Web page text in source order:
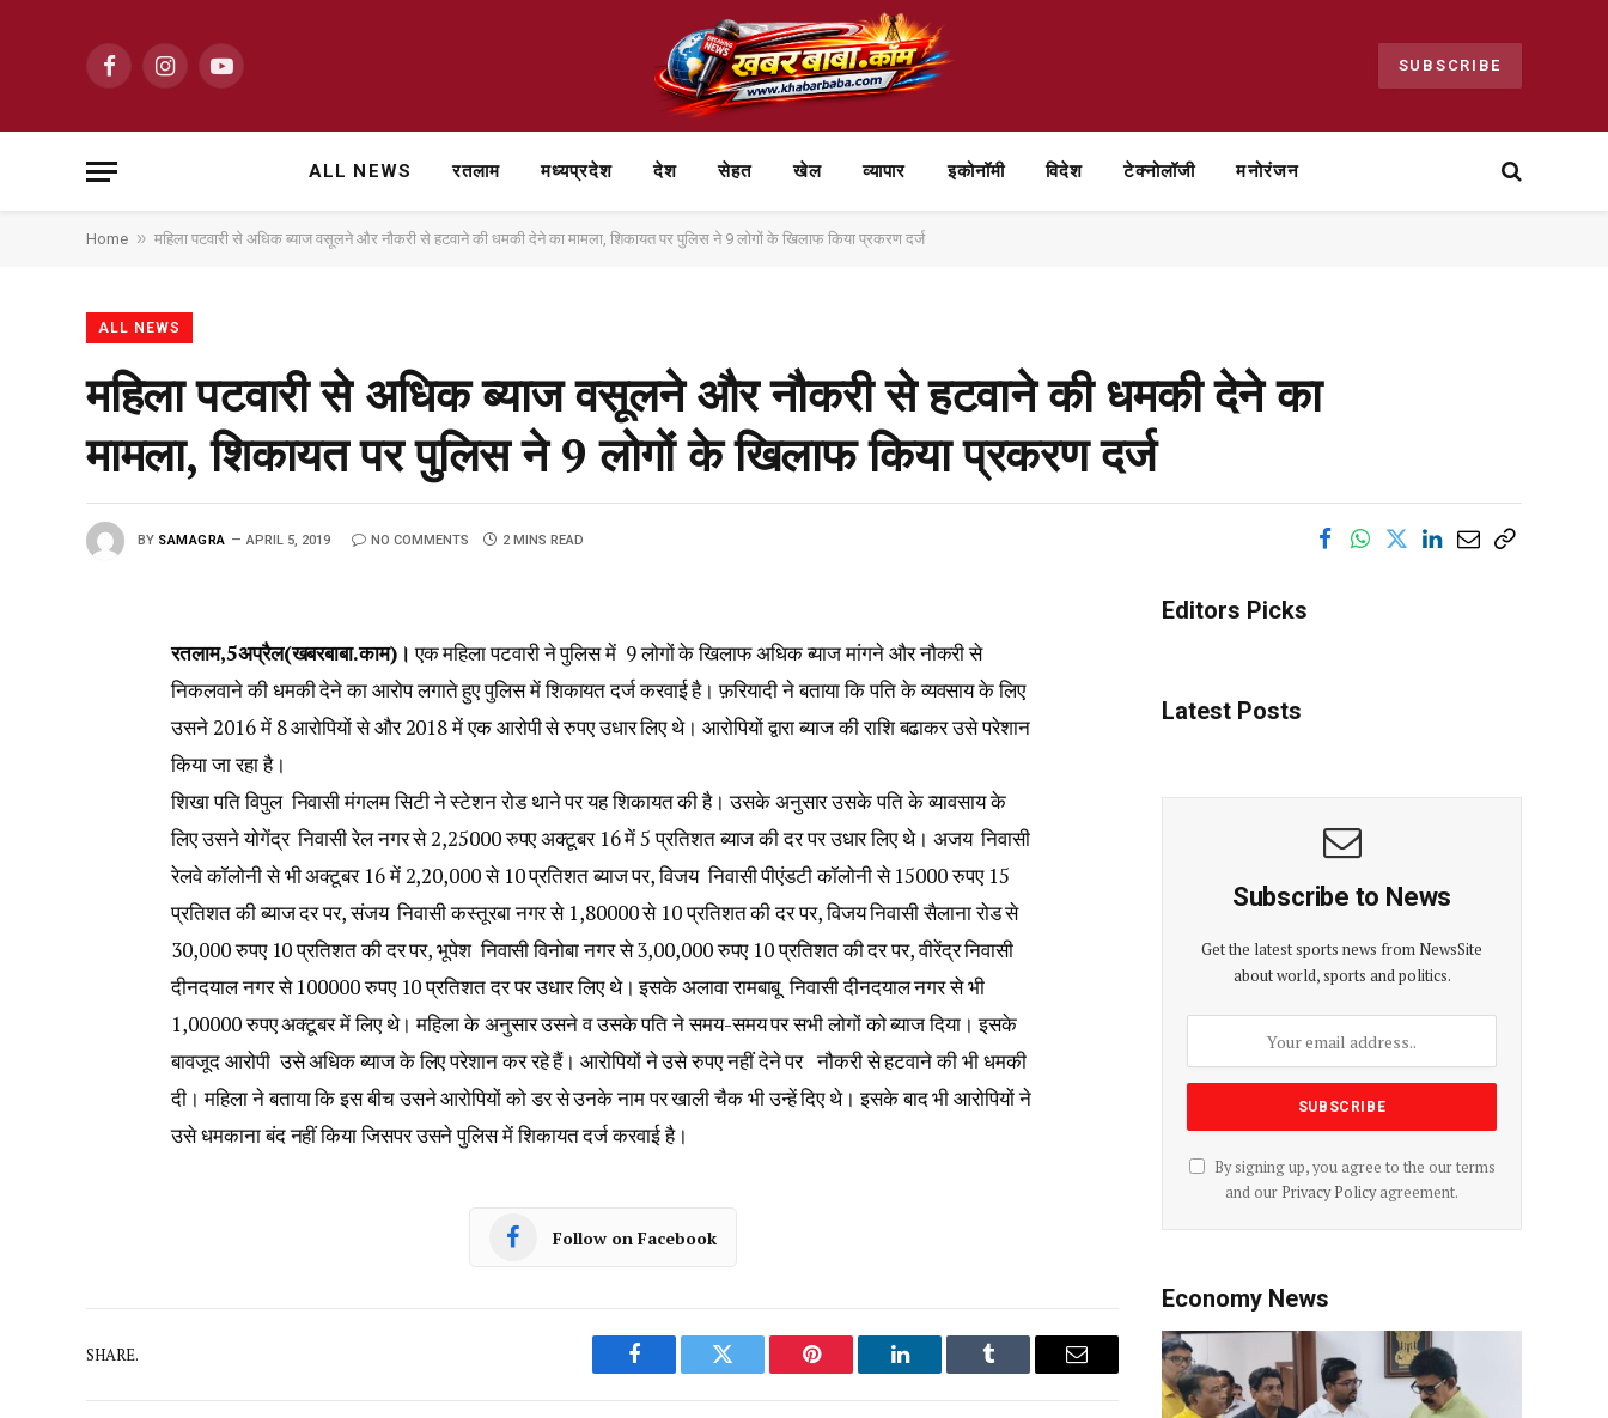
FacebookInstagramYouTube SUBSCRIBE
ALL NEWS रतलाम मध्यप्रदेश देश सेहत खेल व्यापार ⁠इकोनॉमी विदेश टेक्नोलॉजी मनोरंजन
Home » महिला पटवारी से अधिक ब्याज वसूलने और नौकरी से हटवाने की धमकी देने का मामला, शिकायत पर पुलिस ने 9 लोगों के खिलाफ किया प्रकरण दर्ज
ALL NEWS
महिला पटवारी से अधिक ब्याज वसूलने और नौकरी से हटवाने की धमकी देने का
मामला, शिकायत पर पुलिस ने 9 लोगों के खिलाफ किया प्रकरण दर्ज
BY SAMAGRA APRIL 5, 2019 NO COMMENTS 2 MINS READ
रतलाम,5अप्रैल(खबरबाबा.काम)। एक महिला पटवारी ने पुलिस में 9 लोगों के खिलाफ अधिक ब्याज मांगने और नौकरी से
निकलवाने की धमकी देने का आरोप लगाते हुए पुलिस में शिकायत दर्ज करवाई है। फ़रियादी ने बताया कि पति के व्यवसाय के लिए
उसने 2016 में 8 आरोपियों से और 2018 में एक आरोपी से रुपए उधार लिए थे। आरोपियों द्वारा ब्याज की राशि बढाकर उसे परेशान
किया जा रहा है।
शिखा पति विपुल निवासी मंगलम सिटी ने स्टेशन रोड थाने पर यह शिकायत की है। उसके अनुसार उसके पति के व्यावसाय के
लिए उसने योगेंद्र निवासी रेल नगर से 2,25000 रुपए अक्टूबर 16 में 5 प्रतिशत ब्याज की दर पर उधार लिए थे। अजय निवासी
रेलवे कॉलोनी से भी अक्टूबर 16 में 2,20,000 से 10 प्रतिशत ब्याज पर, विजय निवासी पीएंडटी कॉलोनी से 15000 रुपए 15
प्रतिशत की ब्याज दर पर, संजय निवासी कस्तूरबा नगर से 1,80000 से 10 प्रतिशत की दर पर, विजय निवासी सैलाना रोड से
30,000 रुपए 10 प्रतिशत की दर पर, भूपेश निवासी विनोबा नगर से 3,00,000 रुपए 10 प्रतिशत की दर पर, वीरेंद्र निवासी
दीनदयाल नगर से 100000 रुपए 10 प्रतिशत दर पर उधार लिए थे। इसके अलावा रामबाबू निवासी दीनदयाल नगर से भी
1,00000 रुपए अक्टूबर में लिए थे। महिला के अनुसार उसने व उसके पति ने समय-समय पर सभी लोगों को ब्याज दिया। इसके
बावजूद आरोपी उसे अधिक ब्याज के लिए परेशान कर रहे हैं। आरोपियों ने उसे रुपए नहीं देने पर नौकरी से हटवाने की भी धमकी
दी। महिला ने बताया कि इस बीच उसने आरोपियों को डर से उनके नाम पर खाली चैक भी उन्हें दिए थे। इसके बाद भी आरोपियों ने
उसे धमकाना बंद नहीं किया जिसपर उसने पुलिस में शिकायत दर्ज करवाई है।
Follow on Facebook
SHARE.
Facebook Twitter Pinterest LinkedIn Tumblr Email
Editors Picks
Latest Posts
Subscribe to News
Get the latest sports news from NewsSite
about world, sports and politics.
By signing up, you agree to the our terms
and our Privacy Policyagreement.
Economy News